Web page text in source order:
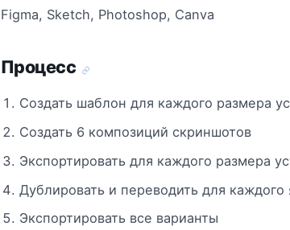
Figma, Sketch, Photoshop, Canva
Процесс
Создать шаблон для каждого размера
Создать 6 композиций скриншотов
Экспортировать для каждого размера
Дублировать и переводить для каждого
Экспортировать все варианты